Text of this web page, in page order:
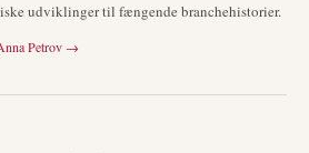
udviklinger til fængende branchehistorier.
Petrov →